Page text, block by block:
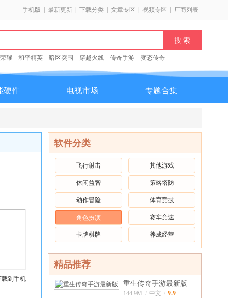
手机版 最新更新 下载分类 文章专区 视频专区 厂商列表
耀 和平精英 暗区突围 穿越火线 传奇手游 变态传奇
硬件 电视市场 专题合集
载到手机
软件分类
飞行射击 其他游戏
休闲益智 策略塔防
动作冒险 体育竞技
角色扮演 赛车竞速
卡牌棋牌 养成经营
精品推荐
重生传奇手游最新版
1.0.6安卓版
144.9M / 中文 / 9.9